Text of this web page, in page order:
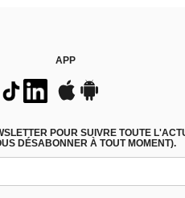
APP
POUR SUIVRE TOUTE
DÉSABONNER À TOUT MOMENT).